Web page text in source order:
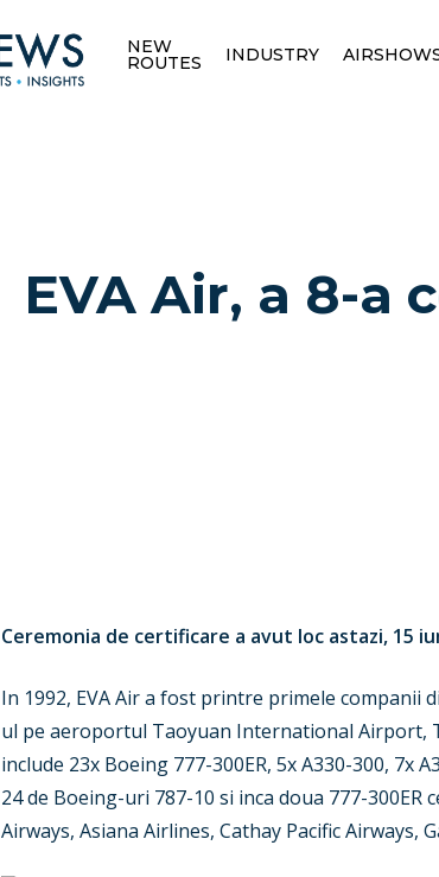
NEW
ROUTES INDUSTRY
EVA Air, a 8-a
Ceremonia de certificare a avut loc astazi, 15
In 1992, EVA Air a fost printre primele companii
ul pe aeroportul Taoyuan International Airport,
include 23x Boeing 777-300ER, 5x A330-300, 7x
24 de Boeing-uri 787-10 si inca doua 777-
Airways, Asiana Airlines, Cathay Pacific